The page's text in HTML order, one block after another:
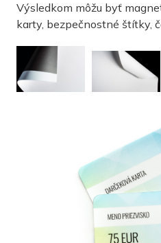
Výsledkom môžu byť
karty, bezpečnostné štítky,